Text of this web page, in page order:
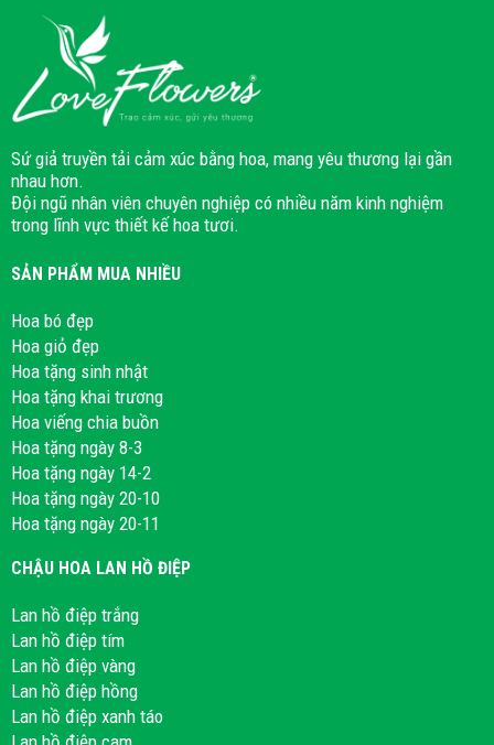
Sứ giả truyền tải cảm xúc bằng hoa, mang yêu thương lại gần
nhau hơn.
Đội ngũ nhân viên chuyên nghiệp có nhiều năm kinh nghiệm
trong lĩnh vực thiết kế hoa tươi.
SẢN PHẨM MUA NHIỀU
Hoa bó đẹp
Hoa giỏ đẹp
Hoa tặng sinh nhật
Hoa tặng khai trương
Hoa viếng chia buồn
Hoa tặng ngày 8-3
Hoa tặng ngày 14-2
Hoa tặng ngày 20-10
Hoa tặng ngày 20-11
CHẬU HOA LAN HỒ ĐIỆP
Lan hồ điệp trắng
Lan hồ điệp tím
Lan hồ điệp vàng
Lan hồ điệp hồng
Lan hồ điệp xanh táo